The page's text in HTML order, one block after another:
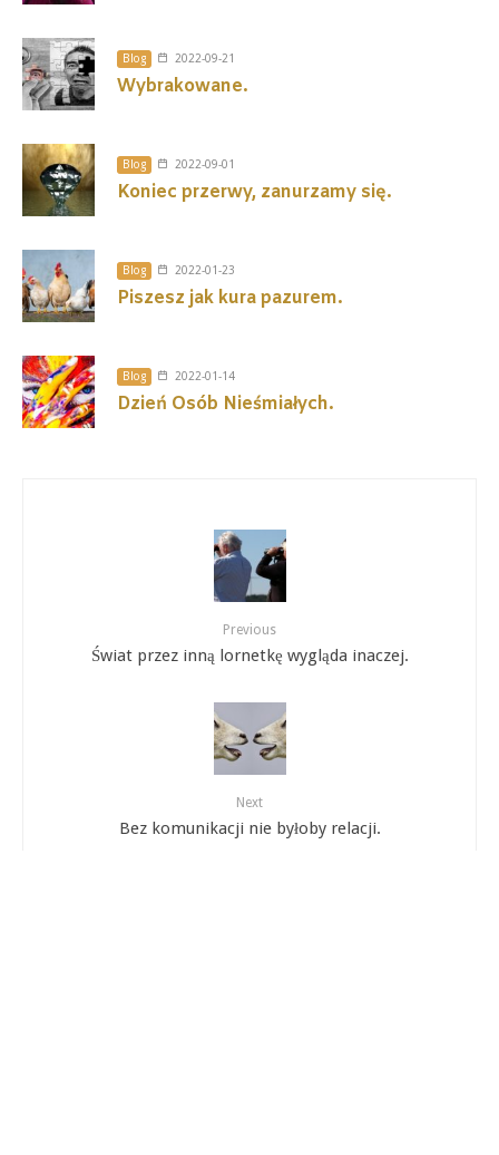
Blog 2022-09-21
Wybrakowane.
Blog 2022-09-01
Koniec przerwy, zanurzamy się.
Blog 2022-01-23
Piszesz jak kura pazurem.
Blog 2022-01-14
Dzień Osób Nieśmiałych.
Previous
Świat przez inną lornetkę wygląda inaczej.
Next
Bez komunikacji nie byłoby relacji.